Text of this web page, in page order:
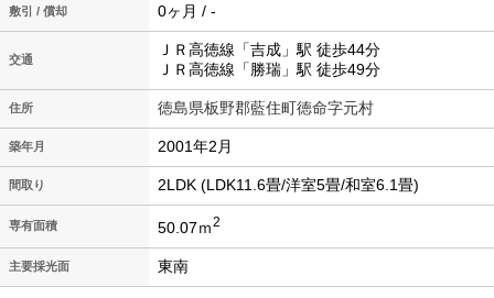
敷引 / 償却 0ヶ月 / -
交通
ＪＲ高徳線「吉成」駅 徒歩44分
ＪＲ高徳線「勝瑞」駅 徒歩49分
住所 徳島県板野郡藍住町徳命字元村
築年月 2001年2月
間取り 2LDK (LDK11.6畳/洋室5畳/和室6.1畳)
専有面積 50.07ｍ2
主要採光面 東南